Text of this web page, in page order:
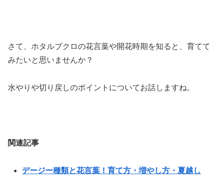
さて、ホタルブクロの花言葉や開花時期を知ると、育てて
みたいと思いませんか？
水やりや切り戻しのポイントについてお話しますね。
関連記事
デージー種類と花言葉！育て方・増やし方・夏越し